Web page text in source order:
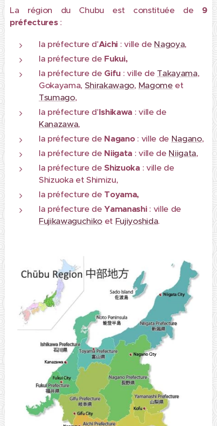
La région du Chubu est constituée de 9
préfectures:
la préfecture d'Aichi : ville de Nagoya,
la préfecture de Fukui,
la préfecture de Gifu : ville de Takayama,
Gokayama, Shirakawago, Magome et
Tsumago,
la préfecture d'Ishikawa : ville de
Kanazawa,
la préfecture de Nagano: ville de Nagano,
la préfecture de Niigata : ville de Niigata,
la préfecture deShizuoka: ville de
Shizuoka et Shimizu,
la préfecture de Toyama,
la préfecture deYamanashi: ville de
Fujikawaguchiko et Fujiyoshida.